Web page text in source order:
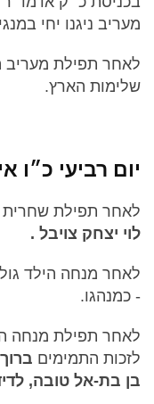
מעריב ניגנו יחי
לאחר תפילת מעריב
שלימות הארץ.
יום רביעי כ״ו
לאחר תפילת שחרית
לוי יצחק צויבל .
לאחר מנחה הילד
- כמנהגו.
לאחר תפילת מנחה
לזכות התמימים
בן בת-אל טובה,